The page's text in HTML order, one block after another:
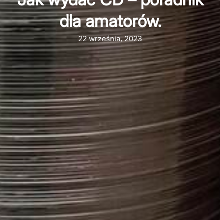
dla amatorów.
22 września, 2023